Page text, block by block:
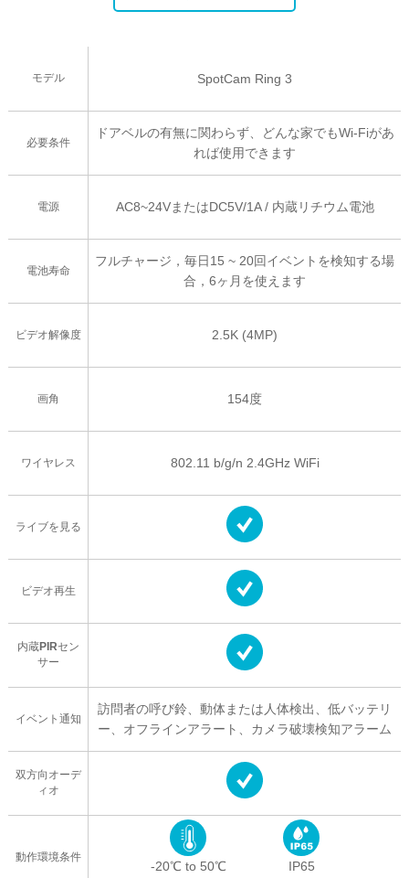
モデル SpotCam Ring 3
必要条件
ドアベルの有無に関わらず、どんな家でもWi-Fiがあ
れば使用できます
電源 AC8~24VまたはDC5V/1A / 内蔵リチウム電池
電池寿命
フルチャージ，毎日15 ~ 20回イベントを検知する場
合，6ヶ月を使えます
ビデオ解像度 2.5K (4MP)
画角 154度
ワイヤレス 802.11 b/g/n 2.4GHz WiFi
ライブを見る
ビデオ再生
内蔵PIRセン
サー
イベント通知
訪問者の呼び鈴、動体または人体検出、低バッテリ
ー、オフラインアラート、カメラ破壊検知アラーム
双方向オーデ
ィオ
動作環境条件
-20℃ to 50℃
IP65